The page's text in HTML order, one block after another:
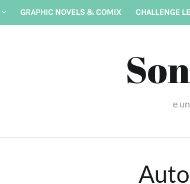
GRAPHIC NOVELS & COMIX CHALLENGE
e